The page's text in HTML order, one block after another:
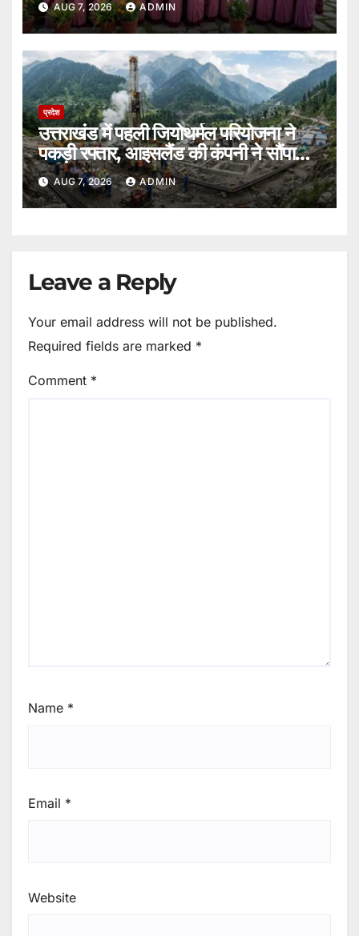
AUG 7, 2026 ADMIN
प्रदेश
उत्तराखंड में पहली जियोथर्मल परियोजना ने
पकड़ी रफ्तार, आइसलैंड की कंपनी ने सौंपा
ब्लूप्रिंट।
AUG 7, 2026 ADMIN
Leave a Reply
Your email address will not be published.
Required fields are marked *
Comment *
Name *
Email *
Website